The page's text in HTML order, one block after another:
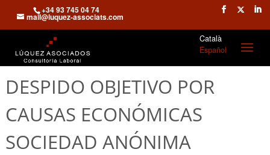
+34 93 745 04 74
mail@luquez-associats.com
Català
Español
DESPIDO OBJETIVO POR
CAUSAS ECONÓMICAS
SOCIEDAD ANÓNIMA